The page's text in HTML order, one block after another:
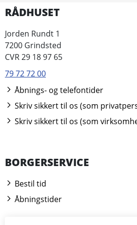
RÅDHUSET
Jorden Rundt 1
7200 Grindsted
CVR 29 18 97 65
79 72 72 00
Åbnings- og telefontider
Skriv sikkert til os (som
Skriv sikkert til os (som
BORGERSERVICE
Bestil tid
Åbningstider